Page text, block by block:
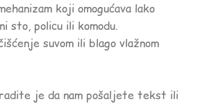
koji omogućava lako
sto, policu ili komodu.
suvom ili blago vlažnom
je da nam pošaljete tekst ili